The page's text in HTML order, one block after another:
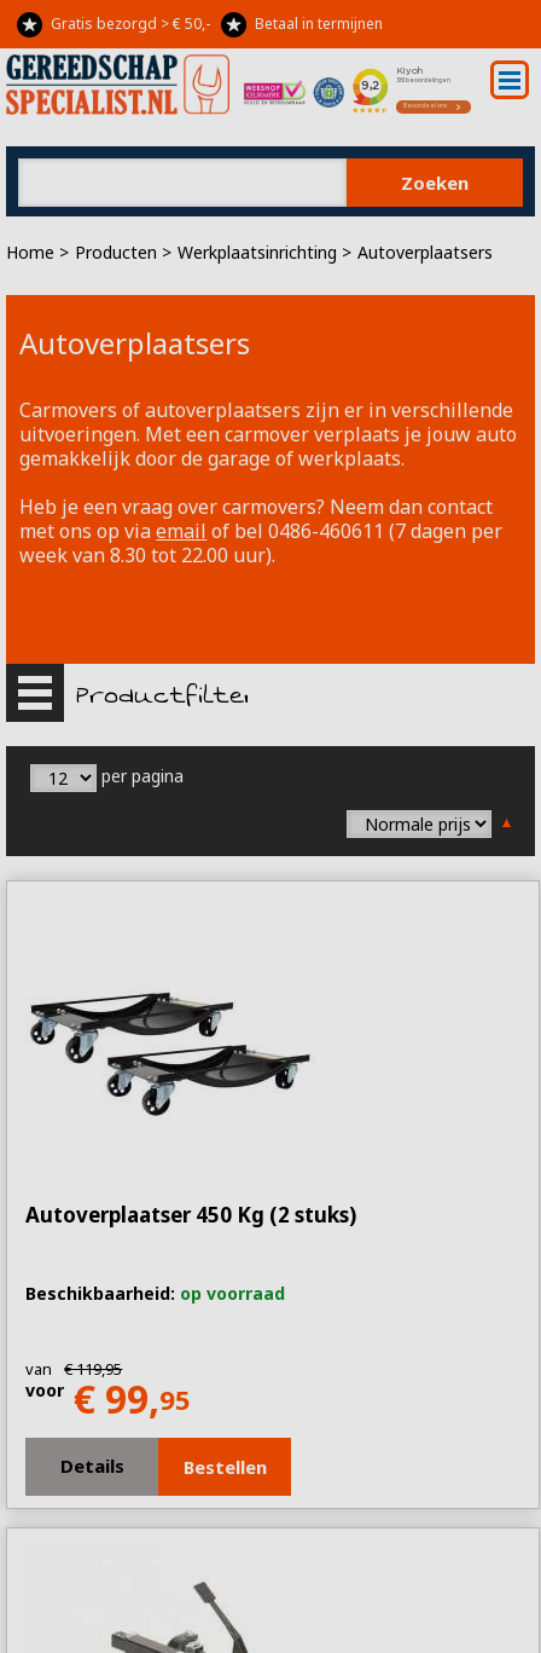
Gratis bezorgd > € 50,- Betaal in termijnen
Op rekening kan óók Lid Webshop Keurmerk
Zoeken
Home > Producten > Werkplaatsinrichting > Autoverplaatsers
Autoverplaatsers
Carmovers of autoverplaatsers zijn er in verschillende
uitvoeringen. Met een carmover verplaats je jouw auto
gemakkelijk door de garage of werkplaats.
Heb je een vraag over carmovers? Neem dan contact
met ons op viaemail of bel 0486-460611 (7 dagen per
week van 8.30 tot 22.00 uur).
Normale prijsper pagina
Autoverplaatser 450 Kg (2 stuks)
Beschikbaarheid: op voorraad
van € 119,95
voor € 99,95
Details Bestellen